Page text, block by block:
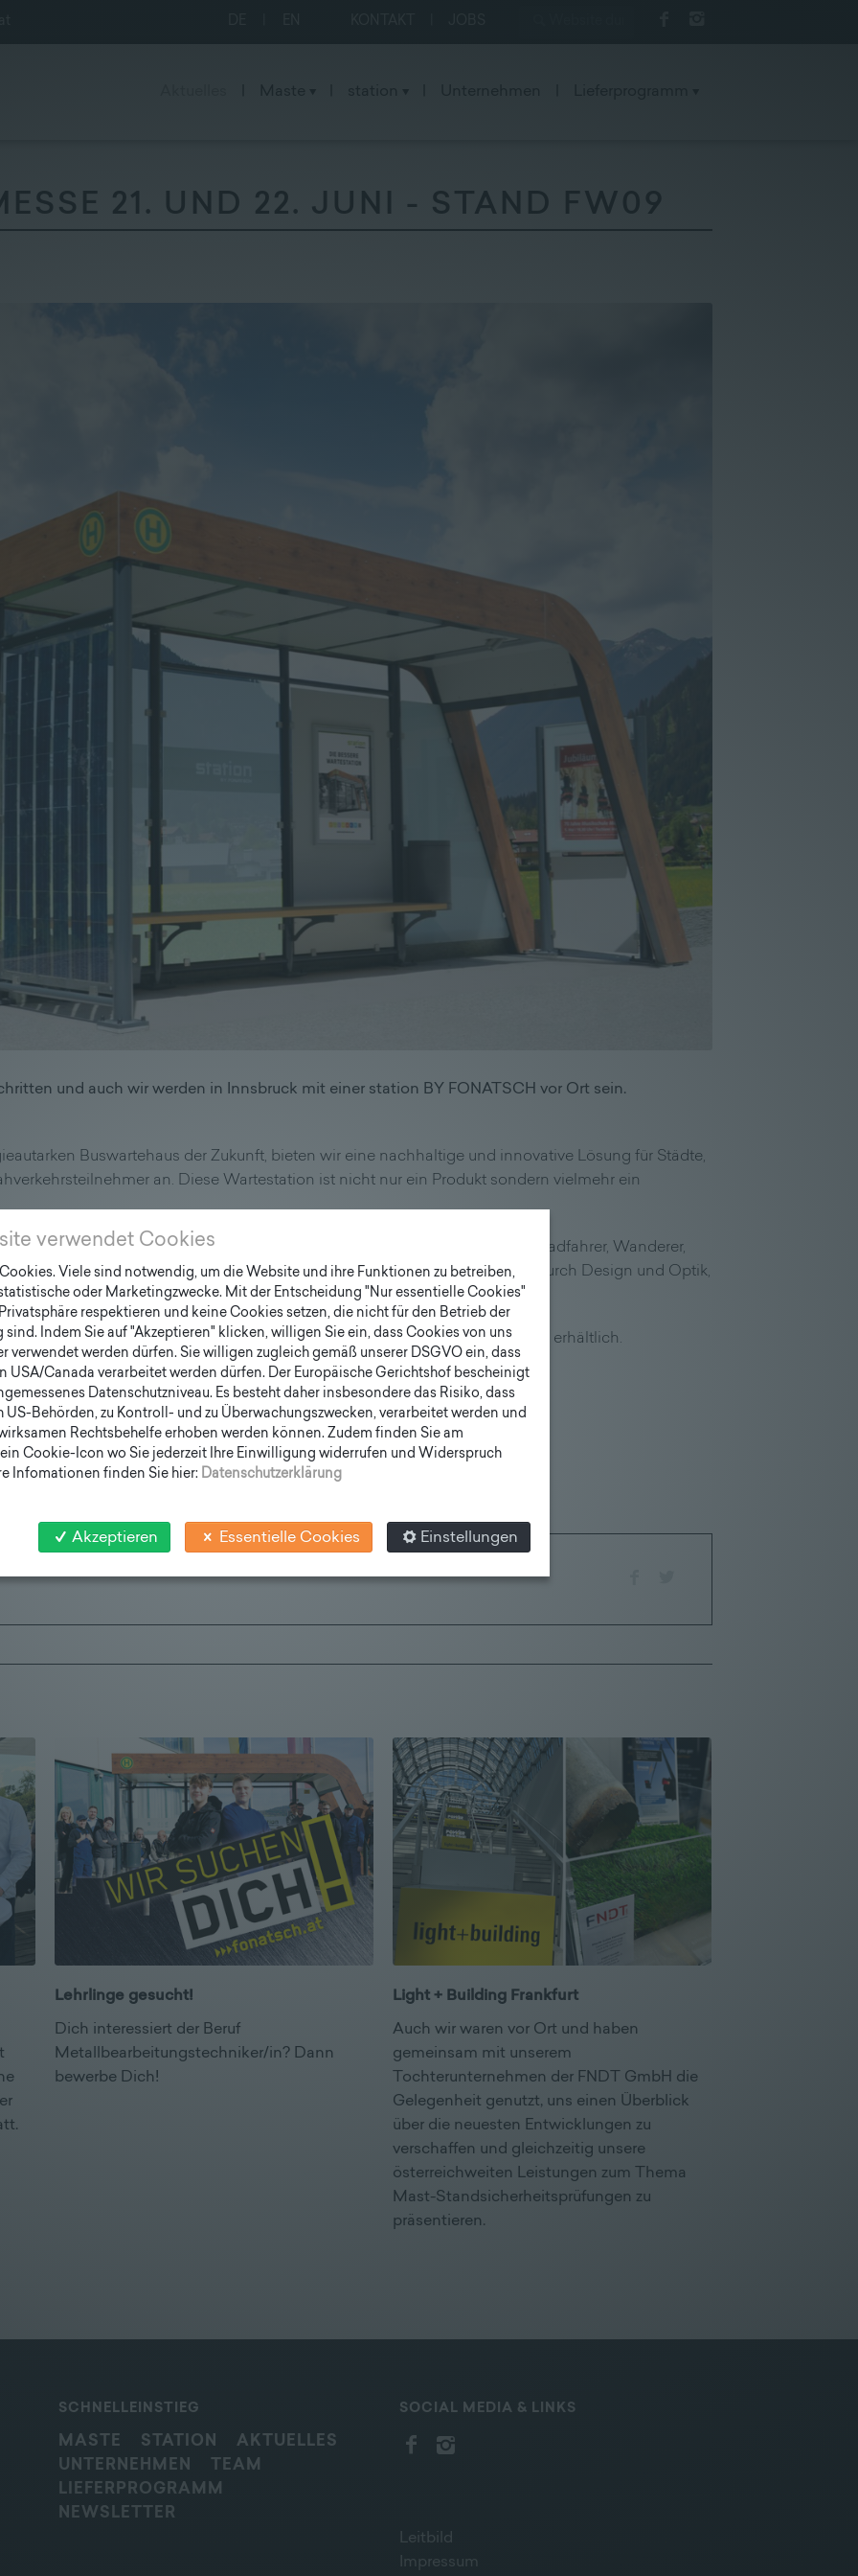
21. UND 22. JUNI - STAND FW09
und auch wir werden in Innsbruck mit einer station BY FONATSCH vor Ort sein.
Buswartehaus der Zukunft, bieten wir eine nachhaltige und innovative Lösung für Städte,
an. Diese Wartestation ist nicht nur ein Produkt sondern vielmehr ein
einer Bushaltestelle? Sie suchen nach einer innovativen Wartestation für Radfahrer, Wanderer,
stationBY FONATSCHfür Sie interessant sein. Sie besticht nicht nur durch Design und Optik,
Erweiterungsmöglichkeiten.
HIKEoderstationCHILL? Auch themenspezifische Modelle sind bei uns erhältlich.
Stand FW09
Lehrlinge gesucht!
Dich interessiert der Beruf
Metallbearbeitungstechniker/in? Dann
bewerbe Dich!
Light + Building Frankfurt
Auch wir waren vor Ort und haben
gemeinsam mit unserem
Tochterunternehmen der FNDT GmbH die
Gelegenheit genutzt, uns einen Überblick
über die neuesten Entwicklungen zu
verschaffen und gleichzeitig unsere
österreichweiten Leistungen zum Thema
Mast-Standsicherheitsprüfungen zu
präsentieren.
SCHNELLEINSTIEG
MASTE STATION
AKTUELLES
UNTERNEHMEN
TEAM
LIEFERPROGRAMM
NEWSLETTER
SOCIAL MEDIA & LINKS
Leitbild
Impressum
verwendet Cookies
Viele sind notwendig, um die Website und ihre Funktionen zu betreiben,
oder Marketingzwecke. Mit der Entscheidung "Nur essentielle Cookies"
respektieren und keine Cookies setzen, die nicht für den Betrieb der
sind. Indem Sie auf "Akzeptieren" klicken, willigen Sie ein, dass Cookies von uns
verwendet werden dürfen. Sie willigen zugleich gemäß unserer DSGVO ein, dass
USA/Canada verarbeitet werden dürfen. Der Europäische Gerichtshof bescheinigt
Datenschutzniveau. Es besteht daher insbesondere das Risiko, dass
US-Behörden, zu Kontroll- und zu Überwachungszwecken, verarbeitet werden und
Rechtsbehelfe erhoben werden können. Zudem finden Sie am
Cookie-Icon wo Sie jederzeit Ihre Einwilligung widerrufen und Widerspruch
Infomationen finden Sie hier: Datenschutzerklärung
Akzeptieren Essentielle Cookies Einstellungen